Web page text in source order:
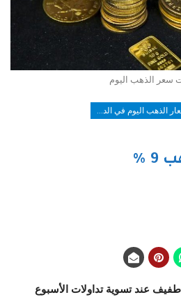
سعر الذهب اليوم
أسعار الذهب اليوم في الدول العربية
٪
عند تسوية تداولات الأسبوع